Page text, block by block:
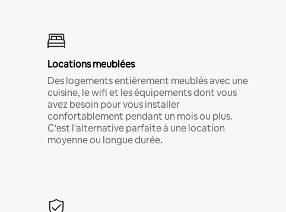
Locations meublées
Des logements entièrement meublés avec une
cuisine, le wifi et les équipements dont vous
avez besoin pour vous installer
confortablement pendant un mois ou plus.
C'est l'alternative parfaite à une location
moyenne ou longue durée.